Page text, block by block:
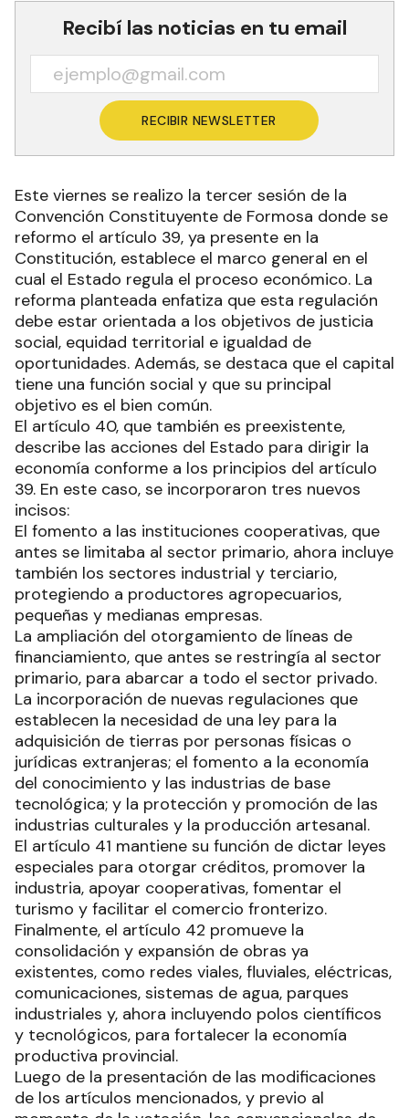
Recibí las noticias en tu email
RECIBIR NEWSLETTER
Este viernes se realizo la tercer sesión de la
Convención Constituyente de Formosa donde se
reformo el artículo 39, ya presente en la
Constitución, establece el marco general en el
cual el Estado regula el proceso económico. La
reforma planteada enfatiza que esta regulación
debe estar orientada a los objetivos de justicia
social, equidad territorial e igualdad de
oportunidades. Además, se destaca que el capital
tiene una función social y que su principal
objetivo es el bien común.
El artículo 40, que también es preexistente,
describe las acciones del Estado para dirigir la
economía conforme a los principios del artículo
39. En este caso, se incorporaron tres nuevos
incisos:
El fomento a las instituciones cooperativas, que
antes se limitaba al sector primario, ahora incluye
también los sectores industrial y terciario,
protegiendo a productores agropecuarios,
pequeñas y medianas empresas.
La ampliación del otorgamiento de líneas de
financiamiento, que antes se restringía al sector
primario, para abarcar a todo el sector privado.
La incorporación de nuevas regulaciones que
establecen la necesidad de una ley para la
adquisición de tierras por personas físicas o
jurídicas extranjeras; el fomento a la economía
del conocimiento y las industrias de base
tecnológica; y la protección y promoción de las
industrias culturales y la producción artesanal.
El artículo 41 mantiene su función de dictar leyes
especiales para otorgar créditos, promover la
industria, apoyar cooperativas, fomentar el
turismo y facilitar el comercio fronterizo.
Finalmente, el artículo 42 promueve la
consolidación y expansión de obras ya
existentes, como redes viales, fluviales, eléctricas,
comunicaciones, sistemas de agua, parques
industriales y, ahora incluyendo polos científicos
y tecnológicos, para fortalecer la economía
productiva provincial.
Luego de la presentación de las modificaciones
de los artículos mencionados, y previo al